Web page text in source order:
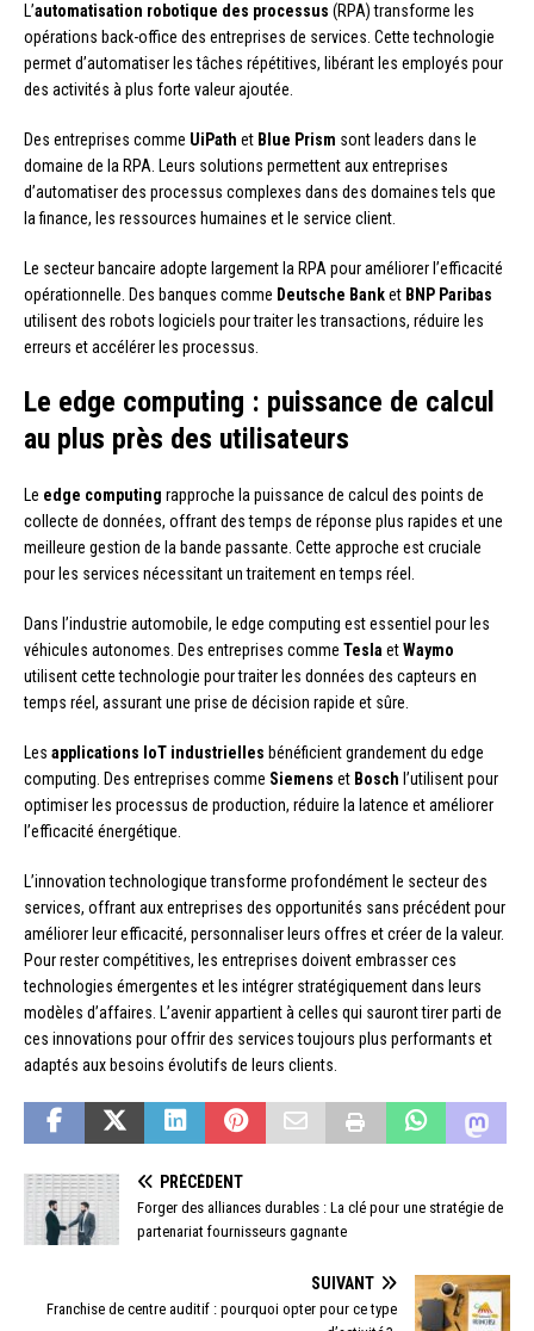
L’automatisation robotique des processus (RPA) transforme les
opérations back-office des entreprises de services. Cette technologie
permet d’automatiser les tâches répétitives, libérant les employés pour
des activités à plus forte valeur ajoutée.
Des entreprises comme UiPath et Blue Prism sont leaders dans le
domaine de la RPA. Leurs solutions permettent aux entreprises
d’automatiser des processus complexes dans des domaines tels que
la finance, les ressources humaines et le service client.
Le secteur bancaire adopte largement la RPA pour améliorer l’efficacité
opérationnelle. Des banques comme Deutsche Banket BNP Paribas
utilisent des robots logiciels pour traiter les transactions, réduire les
erreurs et accélérer les processus.
Le edge computing : puissance de calcul
au plus près des utilisateurs
Le edge computing rapproche la puissance de calcul des points de
collecte de données, offrant des temps de réponse plus rapides et une
meilleure gestion de la bande passante. Cette approche est cruciale
pour les services nécessitant un traitement en temps réel.
Dans l’industrie automobile, le edge computing est essentiel pour les
véhicules autonomes. Des entreprises comme Tesla etWaymo
utilisent cette technologie pour traiter les données des capteurs en
temps réel, assurant une prise de décision rapide et sûre.
Les applications IoT industrielles bénéficient grandement du edge
computing. Des entreprises comme Siemens et Bosch l’utilisent pour
optimiser les processus de production, réduire la latence et améliorer
l’efficacité énergétique.
L’innovation technologique transforme profondément le secteur des
services, offrant aux entreprises des opportunités sans précédent pour
améliorer leur efficacité, personnaliser leurs offres et créer de la valeur.
Pour rester compétitives, les entreprises doivent embrasser ces
technologies émergentes et les intégrer stratégiquement dans leurs
modèles d’affaires. L’avenir appartient à celles qui sauront tirer parti de
ces innovations pour offrir des services toujours plus performants et
adaptés aux besoins évolutifs de leurs clients.
PRÉCÉDENT
Forger des alliances durables : La clé pour une stratégie de
partenariat fournisseurs gagnante
SUIVANT
Franchise de centre auditif : pourquoi opter pour ce type